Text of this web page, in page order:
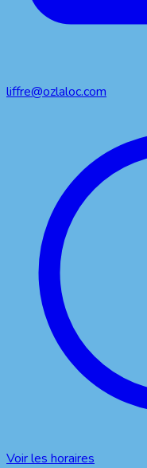
liffre@ozlaloc.com
Voir les horaires